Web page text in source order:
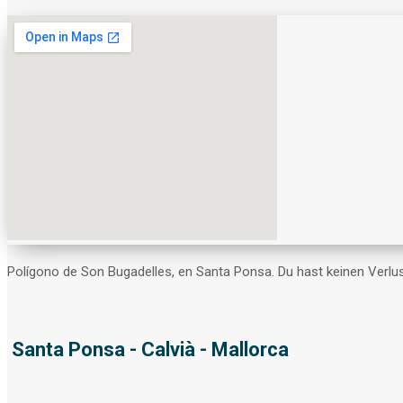
Polígono de Son Bugadelles, en Santa Ponsa. Du hast keinen
Santa Ponsa - Calvià - Mallorca